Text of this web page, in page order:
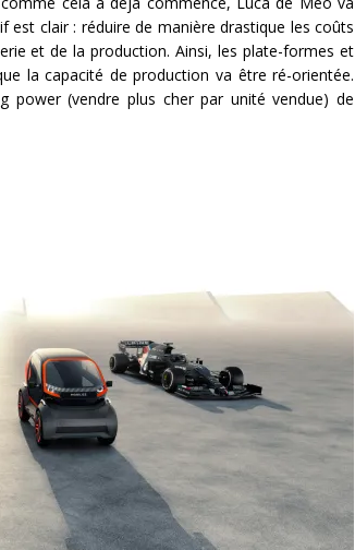
est clair : réduire de manière drastique les coûts
et de la production. Ainsi, les plate-formes et
la capacité de production va être ré-orientée.
power (vendre plus cher par unité vendue) de